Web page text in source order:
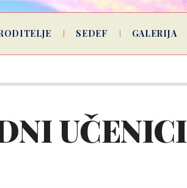
SEDEF GALERIJA
UČENICI